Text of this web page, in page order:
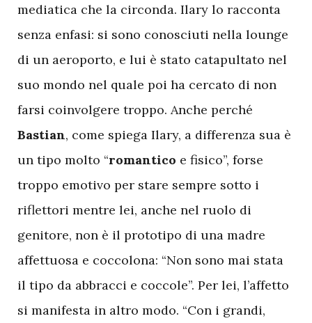
mediatica che la circonda. Ilary lo racconta
senza enfasi: si sono conosciuti nella lounge
di un aeroporto, e lui è stato catapultato nel
suo mondo nel quale poi ha cercato di non
farsi coinvolgere troppo. Anche perché
Bastian, come spiega Ilary, a differenza sua è
un tipo molto “romantico e fisico”, forse
troppo emotivo per stare sempre sotto i
riflettori mentre lei, anche nel ruolo di
genitore, non è il prototipo di una madre
affettuosa e coccolona: “Non sono mai stata
il tipo da abbracci e coccole”. Per lei, l’affetto
si manifesta in altro modo. “Con i grandi,